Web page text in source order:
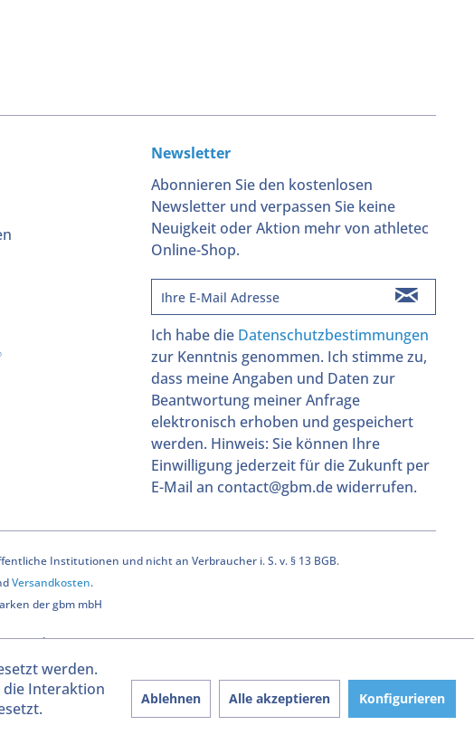
Newsletter
Abonnieren Sie den kostenlosen
Newsletter und verpassen Sie keine
Neuigkeit oder Aktion mehr von athletec
Online-Shop.
Ich habe die Datenschutzbestimmungen
zur Kenntnis genommen. Ich stimme zu,
dass meine Angaben und Daten zur
Beantwortung meiner Anfrage
elektronisch erhoben und gespeichert
werden. Hinweis: Sie können Ihre
Einwilligung jederzeit für die Zukunft per
E-Mail an contact@gbm.de widerrufen.
Institutionen und nicht an Verbraucher i. S. v. § 13 BGB.
Versandkosten.
der gbm mbH
mbH
werden.
die Interaktion
Ablehnen Alle akzeptieren Konfigurieren